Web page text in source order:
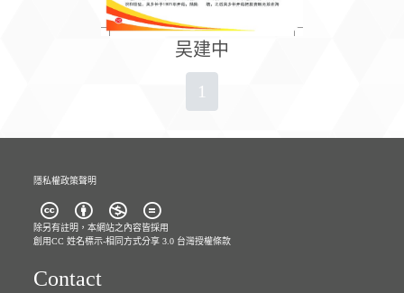
吴建中
1
隱私權政策聲明
除另有註明，本網站之內容皆採用
創用CC 姓名標示-相同方式分享 3.0 台灣授權條款
Contact